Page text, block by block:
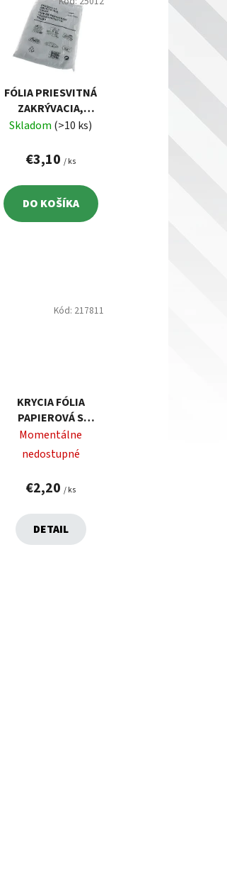
FÓLIA PRIESVITNÁ
ZAKRÝVACIA,
4X12,5M, HRÚBKA
Skladom (>10 ks)
€3,10 / ks
DO KOŠÍKA
KRYCIA FÓLIA
PAPIEROVÁ S
MASKOVACOU
PÁSKOU 18CMX20M
Momentálne
nedostupné
€2,20 / ks
DETAIL
Kód: 217811